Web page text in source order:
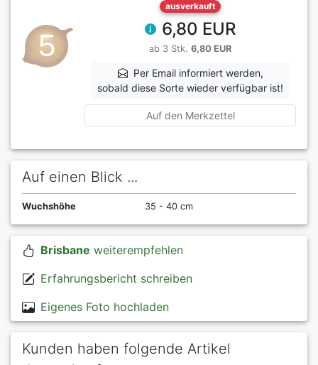
ausverkauft
6,80 EUR
ab 3 Stk. 6,80 EUR
Per Email informiert werden,
sobald diese Sorte wieder verfügbar ist!
Auf den Merkzettel
Auf einen Blick ...
Wuchshöhe 35 - 40 cm
Brisbane weiterempfehlen
Erfahrungsbericht schreiben
Eigenes Foto hochladen
Kunden haben folgende Artikel